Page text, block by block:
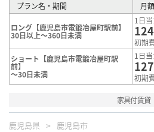
プラン名・期間 月
ロング【鹿児島市電鍛冶屋町駅前】
30日以上～360日未満
1日
初期
ショート【鹿児島市電鍛冶屋町駅
前】
～30日未満
1日
初期
家具付賃貸
鹿児島県 鹿児島市